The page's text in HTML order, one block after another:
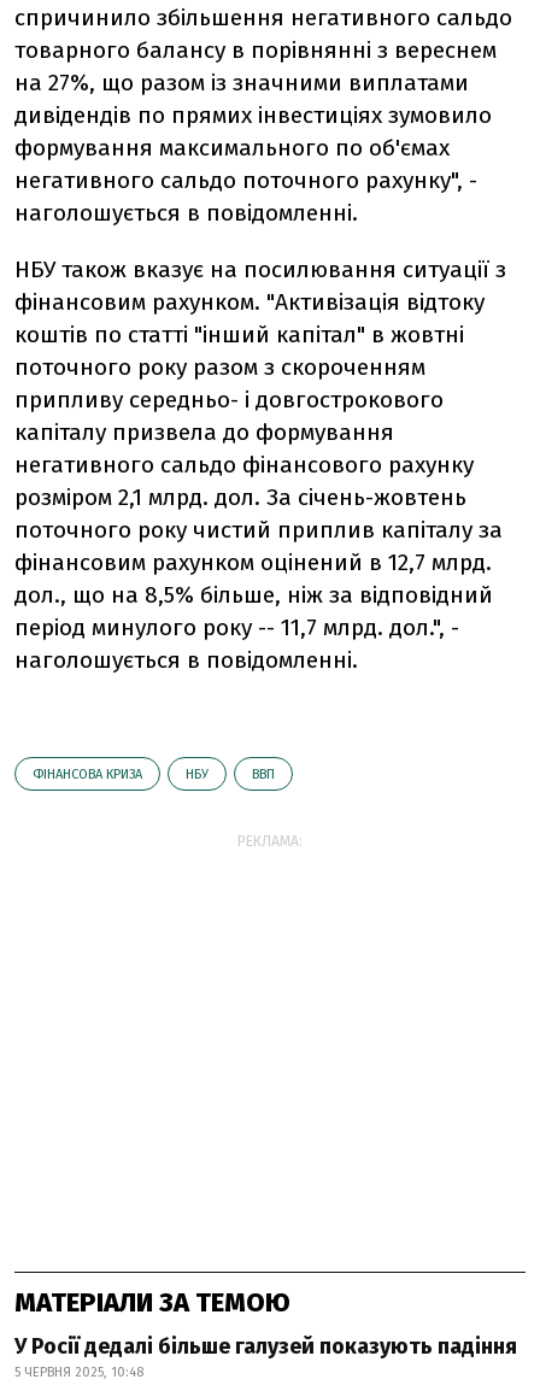
спричинило збільшення негативного сальдо
товарного балансу в порівнянні з вереснем
на 27%, що разом із значними виплатами
дивідендів по прямих інвестиціях зумовило
формування максимального по об'ємах
негативного сальдо поточного рахунку", -
наголошується в повідомленні.
НБУ також вказує на посилювання ситуації з
фінансовим рахунком. "Активізація відтоку
коштів по статті "інший капітал" в жовтні
поточного року разом з скороченням
припливу середньо- і довгострокового
капіталу призвела до формування
негативного сальдо фінансового рахунку
розміром 2,1 млрд. дол. За січень-жовтень
поточного року чистий приплив капіталу за
фінансовим рахунком оцінений в 12,7 млрд.
дол., що на 8,5% більше, ніж за відповідний
період минулого року -- 11,7 млрд. дол.", -
наголошується в повідомленні.
ФІНАНСОВА КРИЗА НБУ ВВП
РЕКЛАМА:
МАТЕРІАЛИ ЗА ТЕМОЮ
У Росії дедалі більше галузей показують падіння
5 ЧЕРВНЯ 2025, 10:48